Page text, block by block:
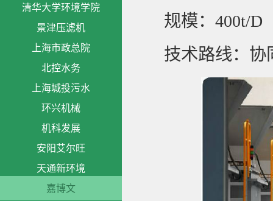
清华大学环境学院
景津压滤机
上海市政总院
北控水务
上海城投污水
环兴机械
机科发展
安阳艾尔旺
天通新环境
嘉博文
规模：400t/D
技术路线：协